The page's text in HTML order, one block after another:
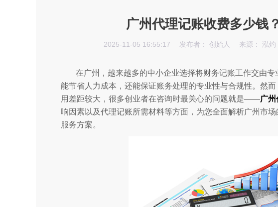
广州代理记账收费多少钱
2025-11-05 16:55:17 发布者： 创始人 来源： 泓灼
在广州，越来越多的中小企业选择将财务记账工作交由
能节省人力成本，还能保证账务处理的专业性与合规性。然
用差距较大，很多创业者在咨询时最关心的问题就是——广
响因素以及代理记账所需材料等方面，为您全面解析广州市
服务方案。